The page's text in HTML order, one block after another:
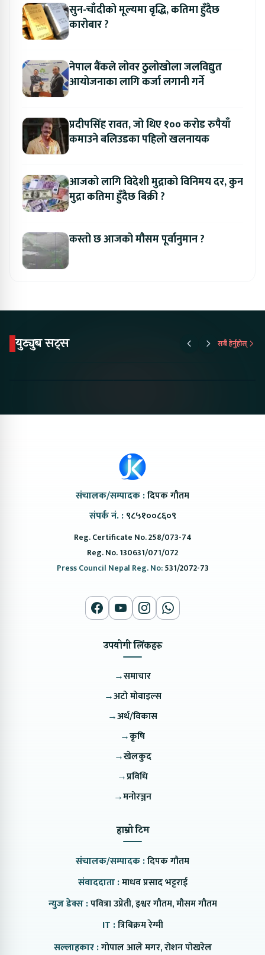
सुन-चाँदीको मूल्यमा वृद्धि, कतिमा हुँदैछ
कारोबार ?
नेपाल बैंकले लोवर ठुलोखोला जलविद्युत
आयोजनाका लागि कर्जा लगानी गर्ने
प्रदीपसिंह रावत, जो थिए १०० करोड रुपैयाँ
कमाउने बलिउडका पहिलो खलनायक
आजको लागि विदेशी मुद्राको विनिमय दर, कुन
मुद्रा कतिमा हुँदैछ बिक्री ?
कस्तो छ आजको मौसम पूर्वानुमान ?
युट्युब सट्स सबै हेर्नुहोस्
संचालक/सम्पादक :दिपक गौतम
संपर्क नं. : ९८५१००८६०९
Reg. Certificate No. 258/073-74
Reg. No. 130631/071/072
Press Council Nepal Reg. No:531/2072-73
उपयोगी लिंकहरु
→समाचार
→अटो मोवाइल्स
→अर्थ/विकास
→कृषि
→खेलकुद
→प्रविधि
→मनोरञ्जन
हाम्रो टिम
संचालक/सम्पादक :दिपक गौतम
संवाददाता :माधव प्रसाद भट्टराई
न्युज डेक्स :पवित्रा उप्रेती, इश्वर गौतम, मौसम गौतम
IT :त्रिबिक्रम रेग्मी
सल्लाहकार :गोपाल आले मगर, रोशन पोखरेल